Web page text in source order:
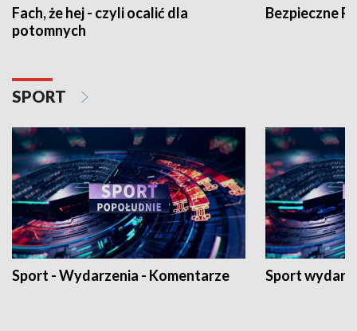
Fach, że hej - czyli ocalić dla
potomnych
Bezpieczne
SPORT
Sport - Wydarzenia - Komentarze Sport